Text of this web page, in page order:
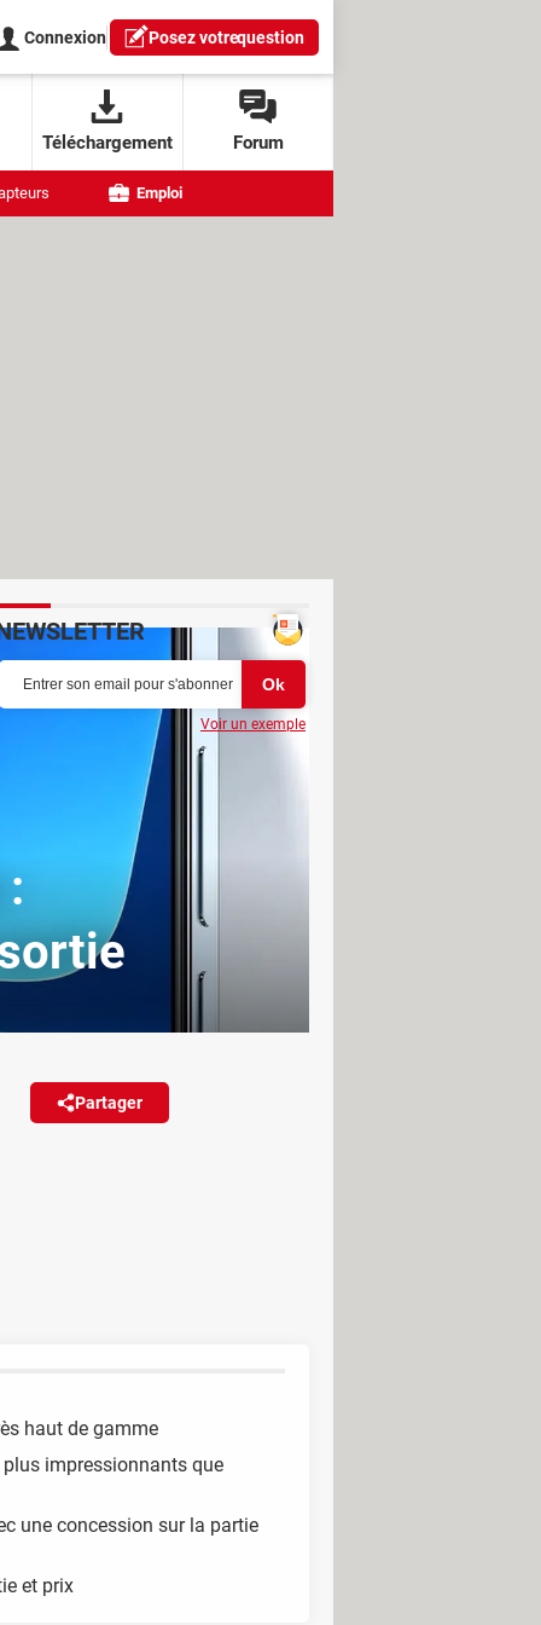
Connexion Posez votrequestion
Téléchargement Forum
Emploi
Partager
signés Leica, les nouveaux
plus abordable.
haut de gamme
impressionnants que
une concession sur la partie
et prix
Voir un exemple